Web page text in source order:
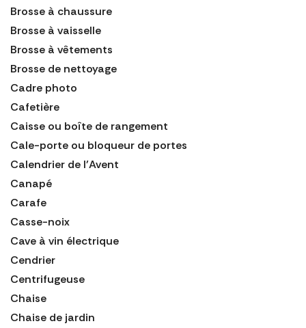
Brosse à chaussure
Brosse à vaisselle
Brosse à vêtements
Brosse de nettoyage
Cadre photo
Cafetière
Caisse ou boîte de rangement
Cale-porte ou bloqueur de portes
Calendrier de l'Avent
Canapé
Carafe
Casse-noix
Cave à vin électrique
Cendrier
Centrifugeuse
Chaise
Chaise de jardin